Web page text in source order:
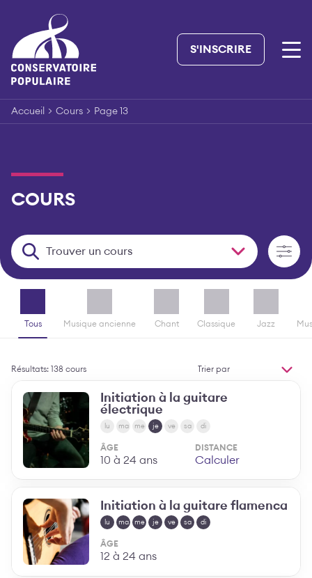
content
S'INSCRIRE
Accueil > Cours > Page 13
COURS
Trouver un cours
Tous Musique ancienne Chant Classique Jazz
Résultats: 138 cours
Trier
Initiation à la guitare
électrique
lu ma me je ve sa di
ÂGE
10 à 24 ans
DISTANCE
Calculer
Initiation à la guitare flamenca
lu ma me je ve sa di
ÂGE
12 à 24 ans